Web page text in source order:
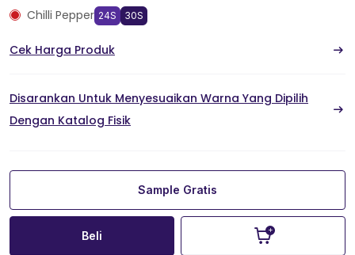
Chilli Pepper 24S 30S
Cek Harga Produk
Disarankan Untuk Menyesuaikan Warna Yang Dipilih
Dengan Katalog Fisik
Sample Gratis
Beli